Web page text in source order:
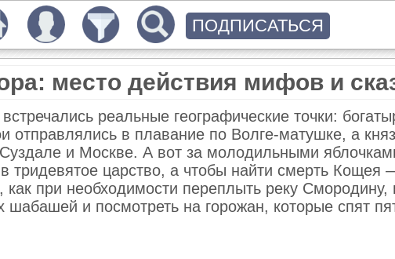
место действия мифов и
реальные географические точки:
отправлялись в плавание по Волге-матушке , а
и Москве . А вот за молодильными
в тридевятое царство, а чтобы найти смерть Кощея
как при необходимости переплыть реку Смородину,
и посмотреть на горожан, которые спят
ПОДПИСАТЬСЯ